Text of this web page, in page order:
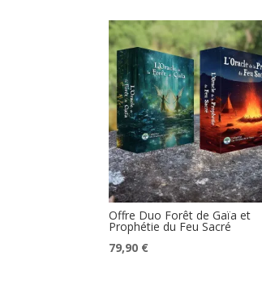
était :
179,60 €.
est :
149,90 €.
Offre Duo Forêt de Gaïa et
Prophétie du Feu Sacré
Le
79,90 €Le